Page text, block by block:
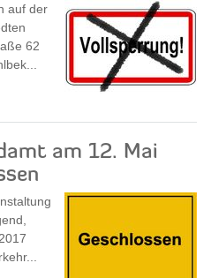
auf der
62
am 12. Mai